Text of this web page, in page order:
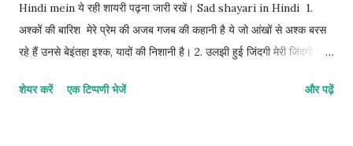
Hindi mein ये रही शायरी पढ़ना जारी रखें। Sad shayari in Hindi 1.
अश्कों की बारिश मेरे प्रेम की अजब गजब की कहानी है ये जो आंखों से अश्क बरस
रहे हैं उनसे बेइंतहा इश्क, यादों की निशानी है। 2. उलझी हुई जिंदगी मेरी जिंदगी एक
और भी उलझता जा रहा हूं। 3. मुस्कुराहट के पीछे गम मेरे खामोशी का शोर कोई सुन
शेयर करें एक टिप्पणी भेजें और पढ़ें